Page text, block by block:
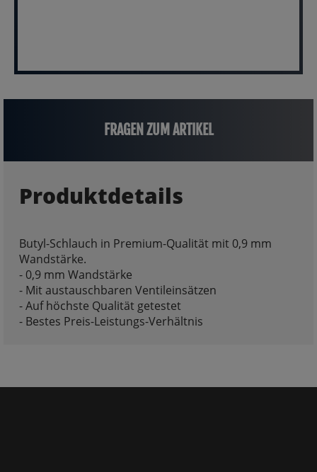
FRAGEN ZUM ARTIKEL
Produktdetails
Butyl-Schlauch in Premium-Qualität mit 0,9 mm
Wandstärke.
- 0,9 mm Wandstärke
- Mit austauschbaren Ventileinsätzen
- Auf höchste Qualität getestet
- Bestes Preis-Leistungs-Verhältnis